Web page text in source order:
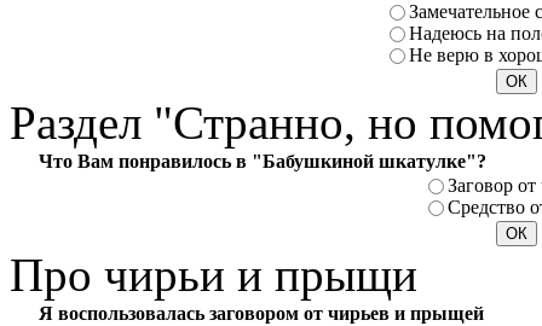
Замечательное
Надеюсь на
Не верю в
Раздел "Странно, но
Что Вам понравилось в "Бабушкиной шкатулке"?
Заговор
Средство
Про чирьи и прыщи
Я воспользовалась заговором от чирьев и прыщей